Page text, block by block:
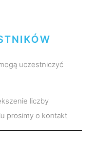
uczestniczyć
liczby
prosimy o kontakt